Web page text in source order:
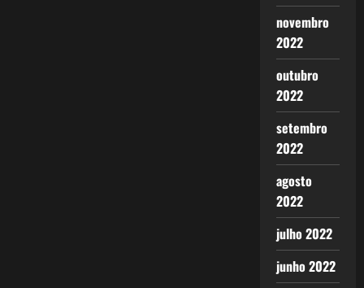
novembro
2022
outubro
2022
setembro
2022
agosto
2022
julho 2022
junho 2022